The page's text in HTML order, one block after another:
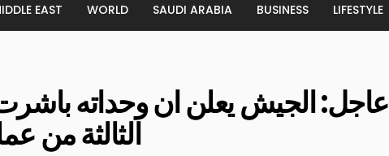
EAST WORLD SAUDI ARABIA BUSINESS LIFESTYLE
عاجل: الجيش يعلن ان وحداته باشرت
الثالثة من